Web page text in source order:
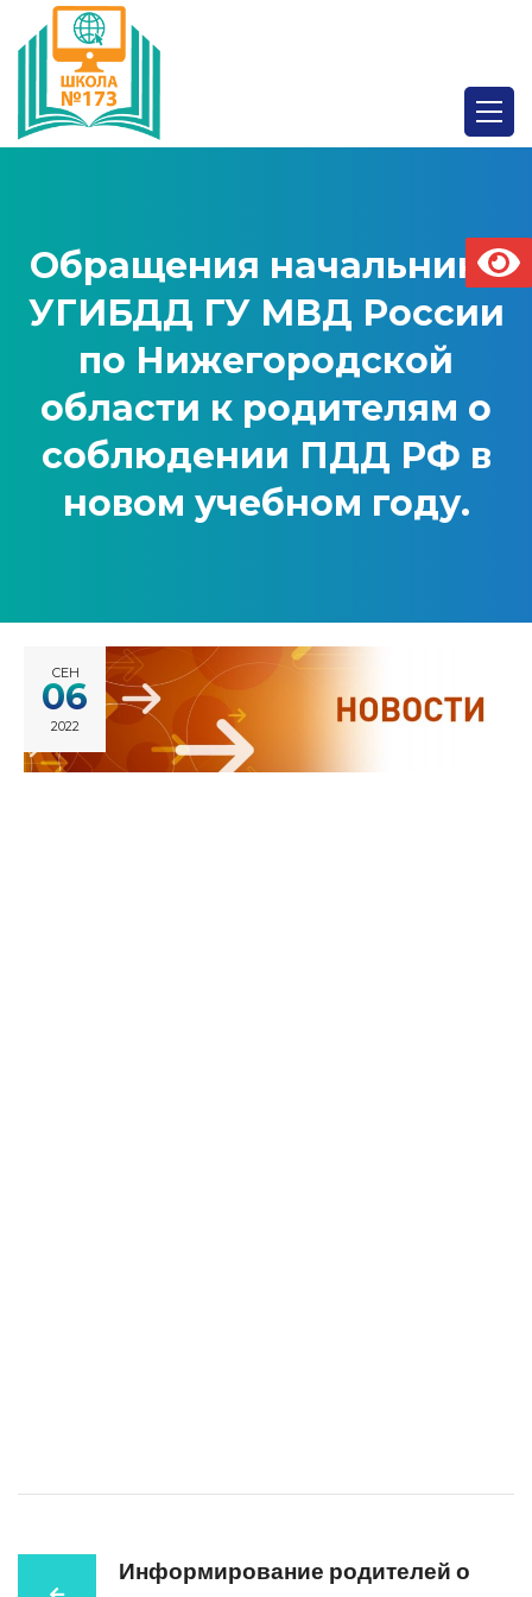
Обращения начальника
УГИБДД ГУ МВД России
по Нижегородской
области к родителям о
соблюдении ПДД РФ в
новом учебном году.
СЕН
06
2022
Информирование родителей о